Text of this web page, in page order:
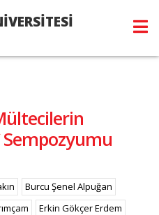
Sempozyumu
Burcu Şenel Alpuğan
Erkin Gökçer Erdem